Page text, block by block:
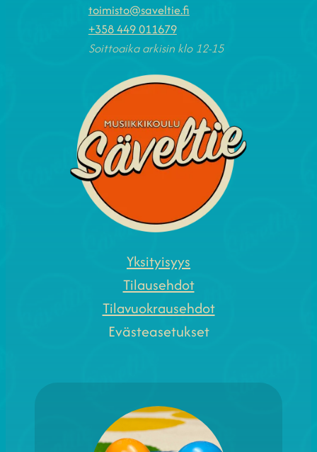
toimisto@saveltie.fi
+358 449 011679
Soittoaika arkisin klo 12-15
Yksityisyys
Tilausehdot
Tilavuokrausehdot
Evästeasetukset